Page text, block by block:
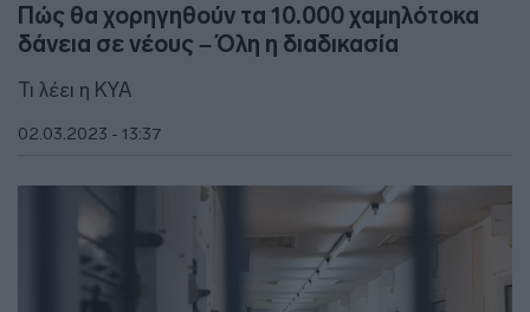
Πώς θα χορηγηθούν τα 10.000 χαμηλότοκα
δάνεια σε νέους – Όλη η διαδικασία
Τι λέει η ΚΥΑ
02.03.2023 - 13:37